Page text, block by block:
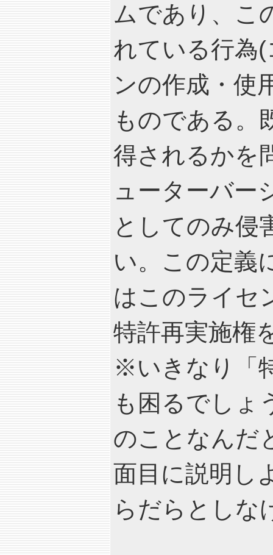
ムであり、こ
れている行為
ンの作成・使
ものである。
得されるかを
ューターバー
としてのみ侵
い。この定義
はこのライセ
特許再実施権
※いきなり「
も困るでしょ
のことなんだ
面目に説明し
らだらとしな